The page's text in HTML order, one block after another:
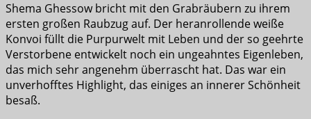
Shema Ghessow bricht mit den Grabräubern zu ihrem
ersten großen Raubzug auf. Der heranrollende weiße
Konvoi füllt die Purpurwelt mit Leben und der so geehrte
Verstorbene entwickelt noch ein ungeahntes Eigenleben,
das mich sehr angenehm überrascht hat. Das war ein
unverhofftes Highlight, das einiges an innerer Schönheit
besaß.